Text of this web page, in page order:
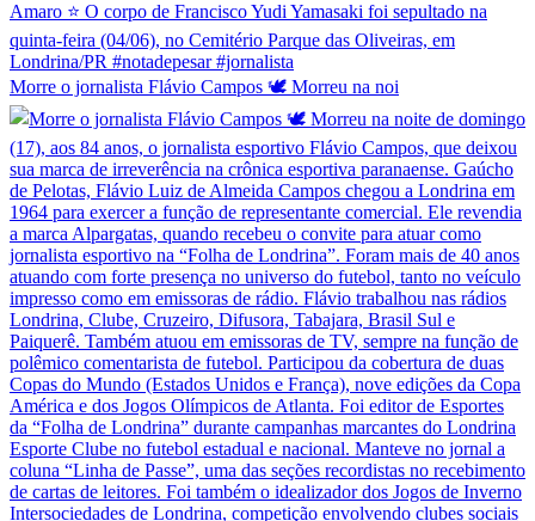
Morre o jornalista Flávio Campos 🕊️ Morreu na noi